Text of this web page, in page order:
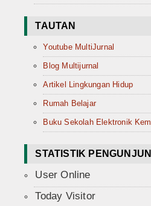
TAUTAN
Youtube MultiJurnal
Blog Multijurnal
Artikel Lingkungan Hidup
Rumah Belajar
Buku Sekolah Elektronik
STATISTIK
User Online
Today Visitor